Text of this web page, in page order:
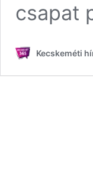
csapat
Kecskeméti